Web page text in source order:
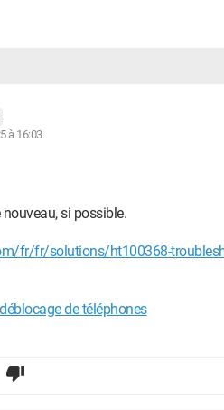
à 16:03
si possible.
fr/fr/solutions/ht100368-
de téléphones